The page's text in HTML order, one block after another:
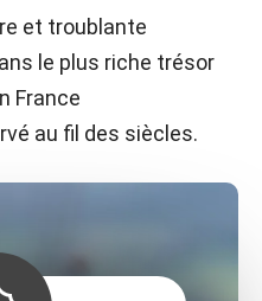
et troublante
le plus riche trésor
France
au fil des siècles.